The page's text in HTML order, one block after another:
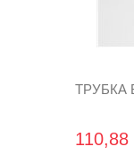
ТРУБКА
110,88